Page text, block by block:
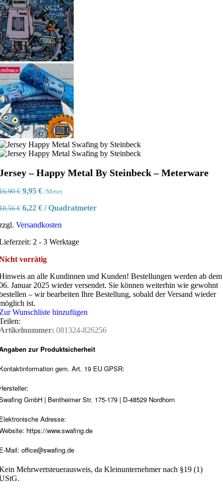
– Happy Metal By Steinbeck – Meterware
€ Ursprünglicher
war:
9,95 €Aktueller
ist:
/Meter
€ 6,22 € /Quadratmeter
Versandkosten
2 - 3 Werktage
vorrätig
an alle Kundinnen und Kunden! Bestellungen werden ab dem
Januar 2025 wieder versendet. Sie können weiterhin wie gewohnt
– wir bearbeiten Ihre Bestellung, sobald der Versand wieder
ist.
Wunschliste hinzufügen
081324-826256
zur Produktsicherheit
gem. Art. 19 EU GPSR:
GmbH | Bentheimer Str. 175-179 | D-48529 Nordhorn
Adresse:
https://www.swafing.de
Mail: office@swafing.de
Mehrwertsteuerausweis, da Kleinunternehmer nach §19 (1)